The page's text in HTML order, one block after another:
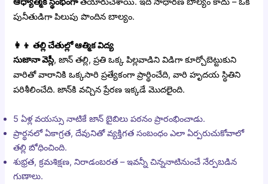
పునీతుడిగా పిలుపు పొందిన బాల్యం.
👩‍👦 తల్లి చేతుల్లో ఆత్మిక విద్య
సుజానా వెస్లీ, జాన్ తల్లి, ప్రతి ఒక్క పిల్లవాడిని విడిగా కూర్చోబెట్టుకుని
వారితో వారానికి ఒక్కసారి ప్రత్యేకంగా ప్రార్థించేది, వారి హృదయ స్థితిని
పరిశీలించేది. జాన్‌కి వచ్చిన ప్రేరణ ఇక్కడే మొదలైంది.
5 ఏళ్ల వయస్సు నాటికే జాన్ బైబిలు పఠనం ప్రారంభించాడు.
ప్రార్థనలో ఏకాగ్రత, దేవునితో వ్యక్తిగత సంబంధం ఎలా ఏర్పరుచుకోవాలో
తల్లి బోధించింది.
శుభ్రత, క్రమశిక్షణ, నిరాడంబరత – ఇవన్నీ చిన్ననాటినుంచే నేర్పబడిన
గుణాలు.